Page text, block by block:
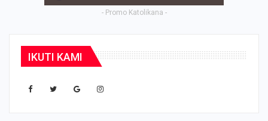
- Promo Katolikana -
IKUTI KAMI